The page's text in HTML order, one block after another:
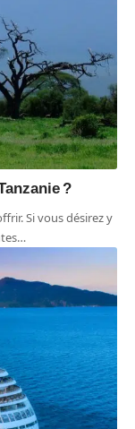
?
Si vous désirez y
…